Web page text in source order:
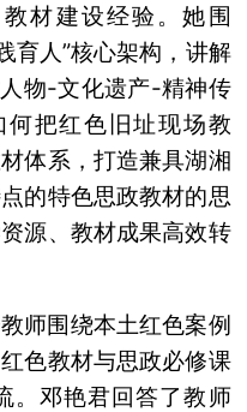
材建设经验。她围
育人”核心架构，讲解
物-文化遗产-精神传
把红色旧址现场教
体系，打造兼具湖湘
的特色思政教材的思
源、教材成果高效转
师围绕本土红色案例
色教材与思政必修课
。邓艳君回答了教师